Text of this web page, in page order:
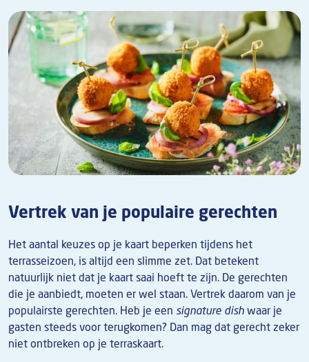
Afbeelding
Vertrek van je populaire gerechten
Het aantal keuzes op je kaart beperken tijdens het
terrasseizoen, is altijd een slimme zet. Dat betekent
natuurlijk niet dat je kaart saai hoeft te zijn. De gerechten
die je aanbiedt, moeten er wel staan. Vertrek daarom van je
populairste gerechten. Heb je een signature dishwaar je
gasten steeds voor terugkomen? Dan mag dat gerecht zeker
niet ontbreken op je terraskaart.